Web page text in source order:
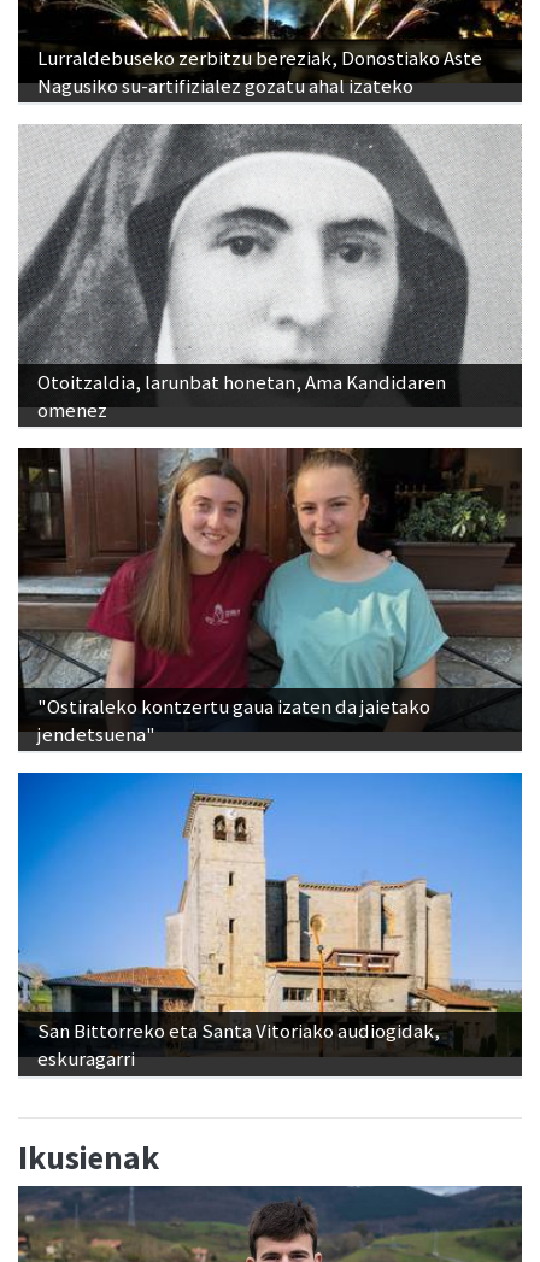
Lurraldebuseko zerbitzu bereziak, Donostiako Aste
Nagusiko su-artifizialez gozatu ahal izateko
Otoitzaldia, larunbat honetan, Ama Kandidaren
omenez
"Ostiraleko kontzertu gaua izaten da jaietako
jendetsuena"
San Bittorreko eta Santa Vitoriako audiogidak,
eskuragarri
Ikusienak